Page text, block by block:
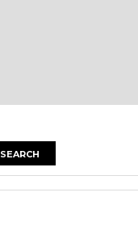
SEARCH